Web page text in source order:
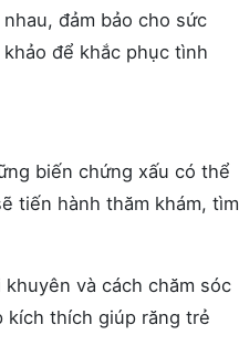
đảm bảo cho sức
để khắc phục tình
biến chứng xấu có thể
tiến hành thăm khám, tìm
và cách chăm sóc
kích thích giúp răng trẻ